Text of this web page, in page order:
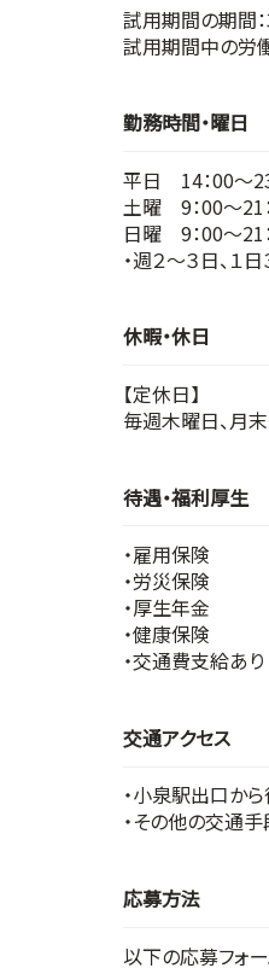
試用期間の期間
試用期間中の労
勤務時間・曜日
平日 14：00～
土曜 9：00～21
日曜 9：00～21
・週２～３日、１
休暇・休日
【定休日】
毎週木曜日、月
待遇・福利厚生
・雇用保険
・労災保険
・厚生年金
・健康保険
・交通費支給あり
交通アクセス
・小泉駅出口か
・その他の交通
応募方法
以下の応募フォ